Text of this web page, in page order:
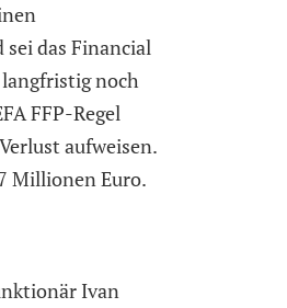
das Financial
langfristig noch
FFP-Regel
aufweisen.
Millionen Euro.
Ivan